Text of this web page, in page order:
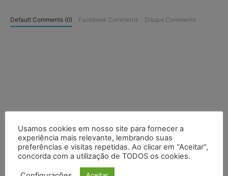
Default Comments (0) Facebook Comments Disqus Comments
Usamos cookies em nosso site para fornecer a
experiência mais relevante, lembrando suas
preferências e visitas repetidas. Ao clicar em “Aceitar”,
concorda com a utilização de TODOS os cookies.